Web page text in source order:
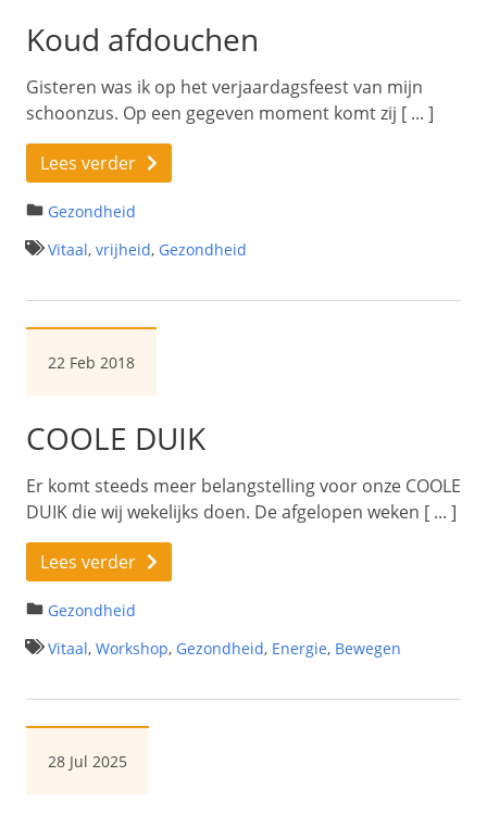
Koud afdouchen
Gisteren was ik op het verjaardagsfeest van mijn
schoonzus. Op een gegeven moment komt zij [ ... ]
Lees verder
Gezondheid
Vitaal, vrijheid, Gezondheid
22 Feb 2018
COOLE DUIK
Er komt steeds meer belangstelling voor onze COOLE
DUIK die wij wekelijks doen. De afgelopen weken [ ... ]
Lees verder
Gezondheid
Vitaal, Workshop, Gezondheid, Energie, Bewegen
28 Jul 2025